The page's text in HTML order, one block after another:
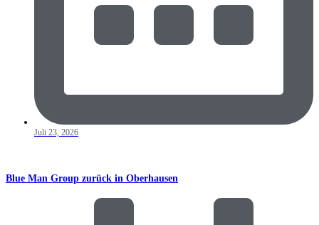
Juli 23, 2026
Blue Man Group zurück in Oberhausen